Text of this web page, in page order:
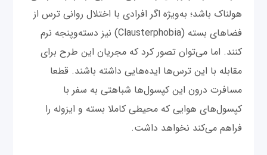
هولناک باشد؛ به‌ویژه اگر افرادی با اختلال روانی ترس از
فضاهای بسته (Clausterphobia) نیز دسته‌وپنجه نرم
کنند. اما می‌توان تصور کرد که مجریان این طرح برای
مقابله با این ترس‌ها ایده‌هایی داشته باشند. قطعا
مسافرت درون این کپسول‌ها شباهتی به سفر با
کپسول‌های هوایی که محیطی کاملا بسته و ایزوله را
فراهم می‌کند نخواهد داشت.